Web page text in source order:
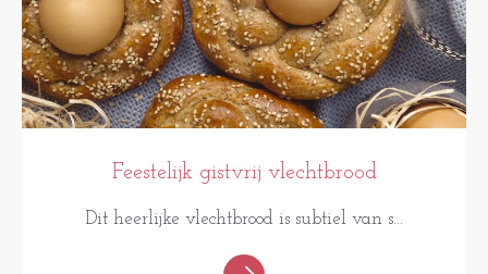
Feestelijk gistvrij vlechtbrood
Dit heerlijke vlechtbrood is subtiel van s...